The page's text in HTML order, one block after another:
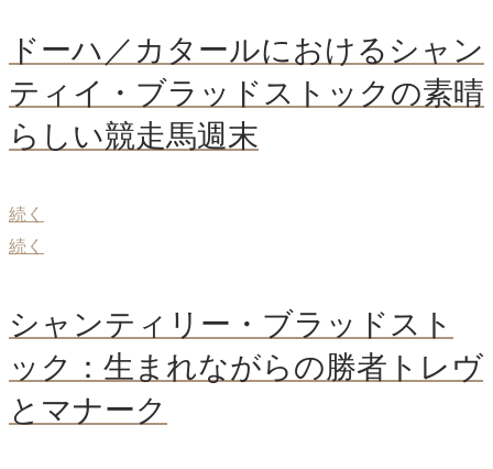
ドーハ／カタールにおけるシャン
ティイ・ブラッドストックの素晴
らしい競走馬週末
続く
続く
シャンティリー・ブラッドスト
ック：生まれながらの勝者トレヴ
とマナーク